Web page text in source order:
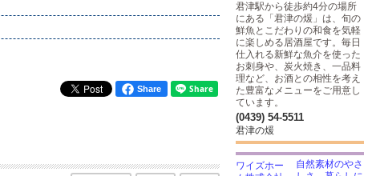
Share
君津駅から徒歩約4分の場所
にある「君津の煖」は、旬の
鮮魚とこだわりの和食を気軽
に楽しめる居酒屋です。毎日
仕入れる新鮮な魚介を使った
お刺身や、炭火焼き、一品料
理など、お酒との相性を考え
た豊富なメニューをご用意し
ています。
(0439) 54-5511
君津の煖
自然素材のやさ